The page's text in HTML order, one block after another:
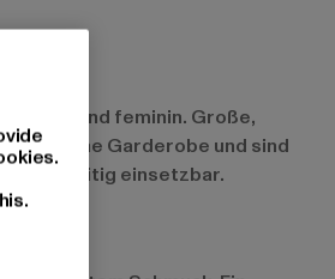
zart und feminin. Große,
in deine Garderobe und sind
vielseitig einsetzbar.